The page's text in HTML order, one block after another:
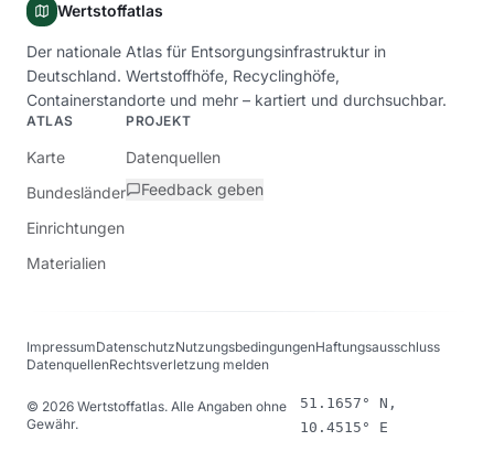
Wertstoffatlas
Der nationale Atlas für Entsorgungsinfrastruktur in
Deutschland. Wertstoffhöfe, Recyclinghöfe,
Containerstandorte und mehr – kartiert und durchsuchbar.
ATLAS
Karte
Bundesländer
Einrichtungen
Materialien
PROJEKT
Datenquellen
Feedback geben
ImpressumDatenschutzNutzungsbedingungenHaftungsausschluss
DatenquellenRechtsverletzung melden
© 2026 Wertstoffatlas. Alle Angaben ohne
Gewähr.
51.1657° N,
10.4515° E